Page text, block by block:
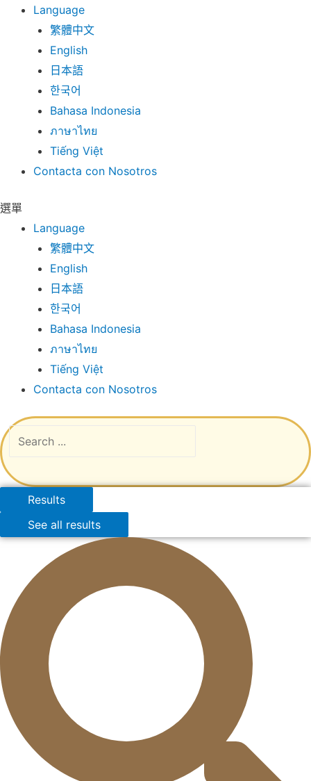
Language
繁體中文
English
日本語
한국어
Bahasa Indonesia
ภาษาไทย
Tiếng Việt
Contacta con Nosotros
選單
Language
繁體中文
English
日本語
한국어
Bahasa Indonesia
ภาษาไทย
Tiếng Việt
Contacta con Nosotros
Results
See all results